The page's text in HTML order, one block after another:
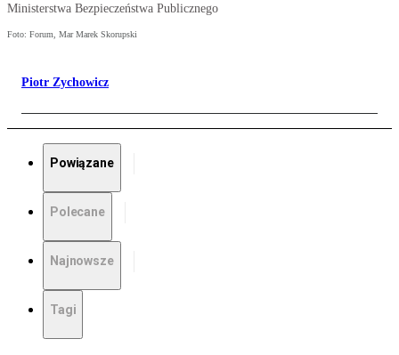
Ministerstwa Bezpieczeństwa Publicznego
Foto: Forum, Mar Marek Skorupski
Piotr Zychowicz
Powiązane
Polecane
Najnowsze
Tagi